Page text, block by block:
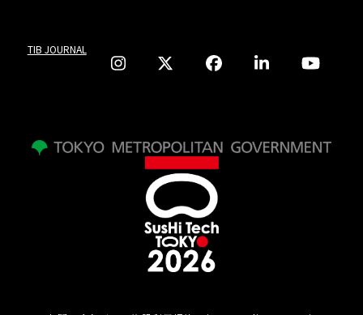
TIB JOURNAL